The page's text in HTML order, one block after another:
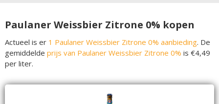
Paulaner Weissbier Zitrone 0% kopen
Actueel is er 1 Paulaner Weissbier Zitrone 0% aanbieding. De
gemiddelde prijs van Paulaner Weissbier Zitrone 0% is €4,49
per liter.